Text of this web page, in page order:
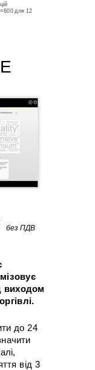
для 12
виходом
до 24
від 3
без ПДВ